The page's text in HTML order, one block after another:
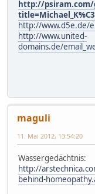
http://psiram.com/
http://www.d5e.de/
http://www.united-
domains.de/
maguli
11. Mai 2012, 13:54:20
Wassergedächtnis:
http://
behind-